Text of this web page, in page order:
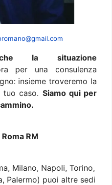
la situazione
per una consulenza
insieme troveremo la
tuo caso. Siamo qui per
RM
Milano, Napoli, Torino,
Palermo) puoi altre sedi